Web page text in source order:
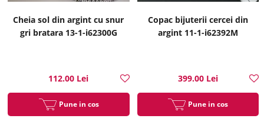
Cheia sol din argint cu snur
gri bratara 13-1-i62300G
112.00 Lei
Pune in cos
Copac bijuterii cercei din
argint 11-1-i62392M
399.00 Lei
Pune in cos